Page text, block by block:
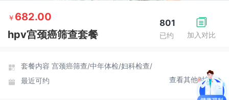
加入对比
801
已约
￥ 682.00
hpv宫颈癌筛查套餐
套餐内容 宫颈癌筛查/中年体检/妇科检查/
最近可约
查看其他时间